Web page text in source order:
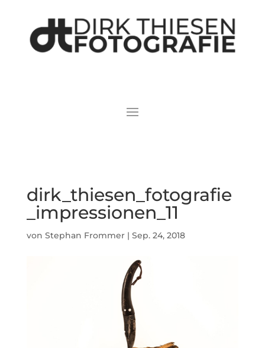
dirk_thiesen_fotografie
_impressionen_11
von Stephan Frommer| Sep. 24, 2018